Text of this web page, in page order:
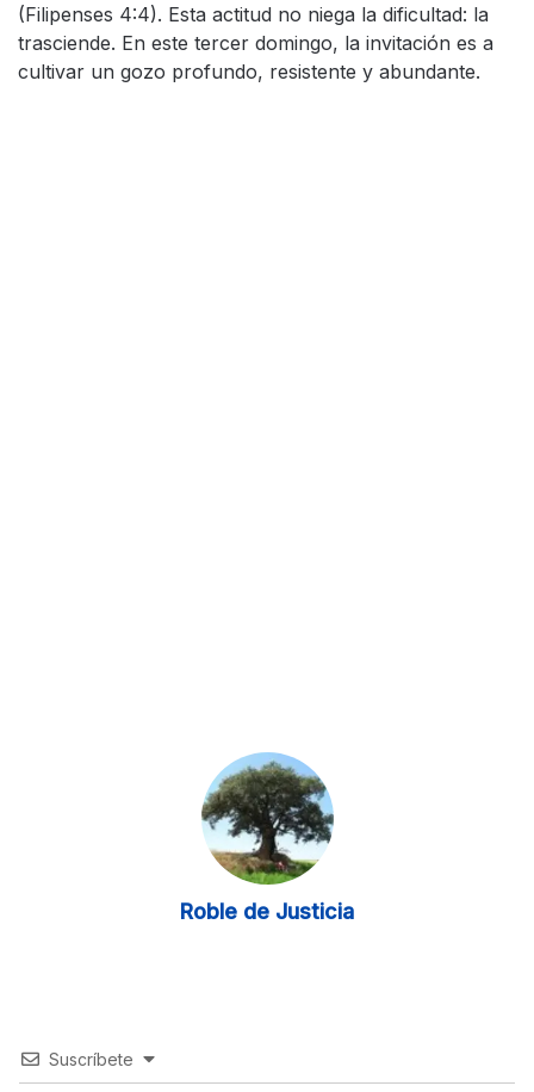
(Filipenses 4:4). Esta actitud no niega la dificultad: la
trasciende. En este tercer domingo, la invitación es a
cultivar un gozo profundo, resistente y abundante.
Roble de Justicia
Suscríbete